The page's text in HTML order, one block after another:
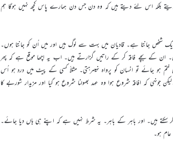
بلکہ اس لئے دیتے ہیں کہ وہ دن جس دن ہمارے پاس کچھ نہیں ہوگا ہم
شخص جانتا ہے۔ قادیان میں بہت سے لوگ ہیں اور میں اُن کو جانتا ہوں۔
ان کے بچے فاقہ کر کے راتیں گزارتے ہیں۔ اب یہ اچھا موقع ہے کہ پھر
ہو جائے تو انسان کو پرواہ نہیںرہتی۔ مثلاً کسی کے پیٹ میں درد ہو اُس
کہ افاقہ شروع ہوا وہ عہد بھولنا شروع ہو گیا اور مزیدار شوربے کا
ہیں۔ اور باہر کے باہر۔ یہ شرط نہیں ہے کہ اپنے ہی ہاں دیا جائے۔
ہو۔